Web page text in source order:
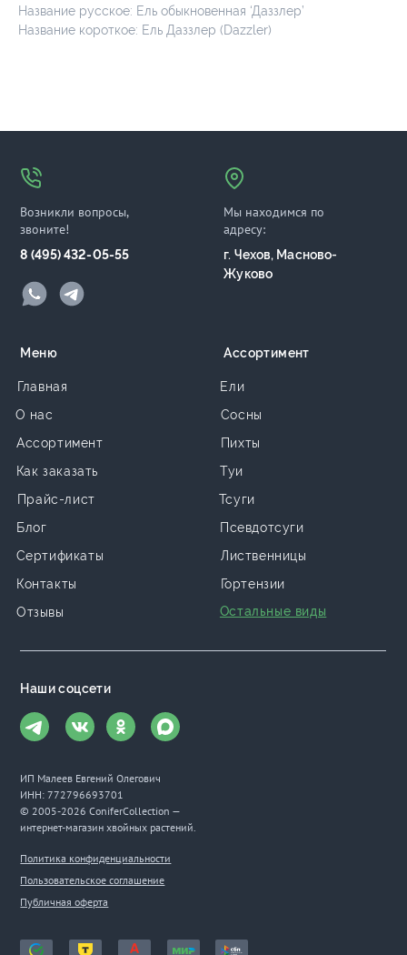
Название русское: Ель обыкновенная ‘Даззлер’
Название короткое: Ель Даззлер (Dazzler)
Возникли вопросы,
звоните!
8 (495) 432-05-55
Мы находимся по
адресу:
г. Чехов, Масново-
Жуково
Главная
Меню
О нас
Ассортимент
Как заказать
Прайс-лист
Отзывы
Контакты
Ели
Ассортимент
Сосны
Пихты
Туи
Тсуги
Псевдотсуги
Лиственницы
Гортензии
Наши соцсети
ИП Малеев Евгений Олегович
ИНН: 772796693701
© 2005-2026 ConiferCollection —
интернет-магазин хвойных растений.
Политика конфиденциальности
Пользовательское соглашение
Остальные виды
Блог
Сертификаты
Публичная оферта